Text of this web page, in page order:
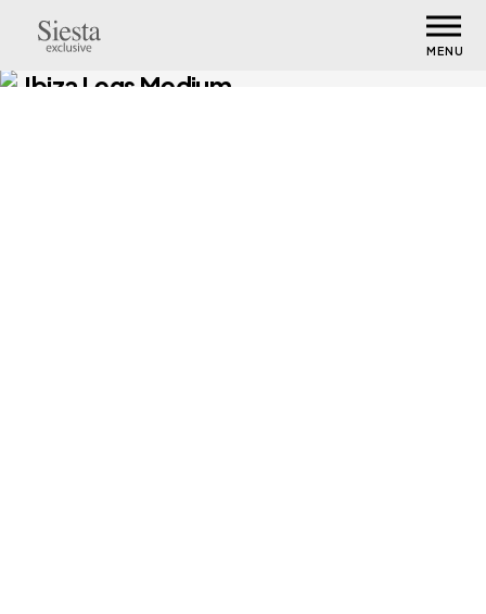
Ibiza Legs Medium
MENU